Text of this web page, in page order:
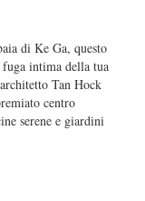
di Ke Ga, questo
fuga intima della tua
Tan Hock
centro
serene e giardini